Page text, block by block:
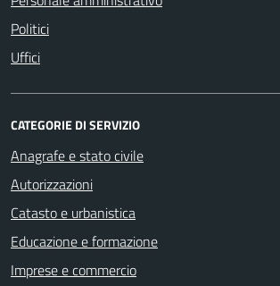
Politici
Uffici
CATEGORIE DI SERVIZIO
Anagrafe e stato civile
Autorizzazioni
Catasto e urbanistica
Educazione e formazione
Imprese e commercio